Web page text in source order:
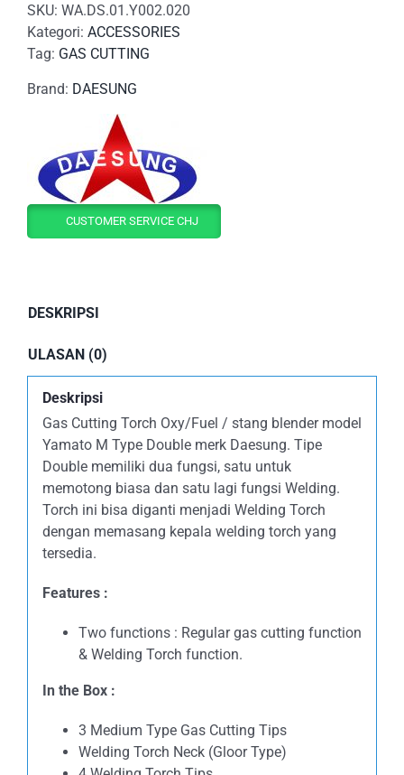
SKU: WA.DS.01.Y002.020
Kategori: ACCESSORIES
Tag: GAS CUTTING
Brand: DAESUNG
CUSTOMER SERVICE CHJ
DESKRIPSI
ULASAN (0)
Deskripsi
Gas Cutting Torch Oxy/Fuel / stang blender model
Yamato M Type Double merk Daesung. Tipe
Double memiliki dua fungsi, satu untuk
memotong biasa dan satu lagi fungsi Welding.
Torch ini bisa diganti menjadi Welding Torch
dengan memasang kepala welding torch yang
tersedia.
Features :
Two functions : Regular gas cutting function
& Welding Torch function.
In the Box :
3 Medium Type Gas Cutting Tips
Welding Torch Neck (Gloor Type)